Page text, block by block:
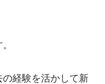
経験を活かして新